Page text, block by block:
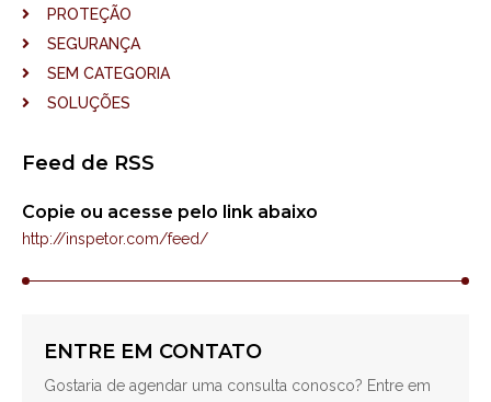
PROTEÇÃO
SEGURANÇA
SEM CATEGORIA
SOLUÇÕES
Feed de RSS
Copie ou acesse pelo link abaixo
http://inspetor.com/feed/
ENTRE EM CONTATO
Gostaria de agendar uma consulta conosco? Entre em